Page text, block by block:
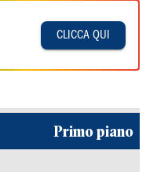
CLICCA QUI
Primo piano